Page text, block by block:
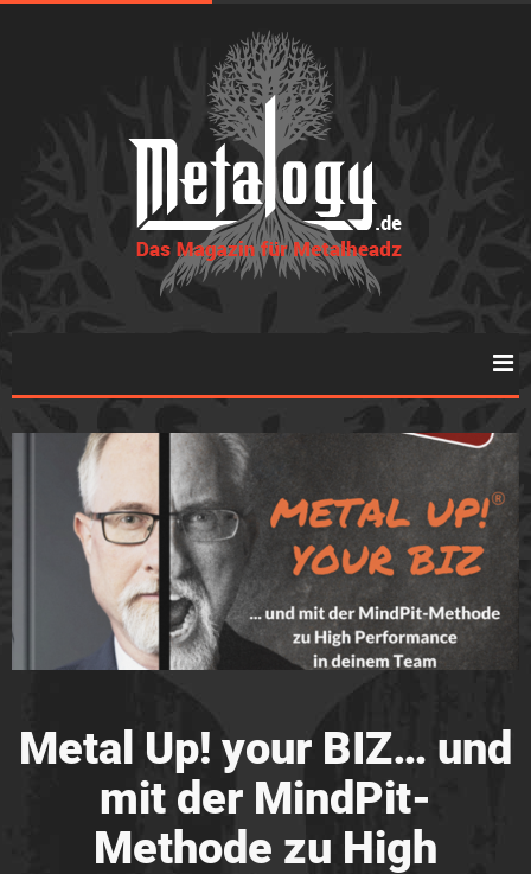
Metal Up! your BIZ… und
mit der MindPit-
Methode zu High